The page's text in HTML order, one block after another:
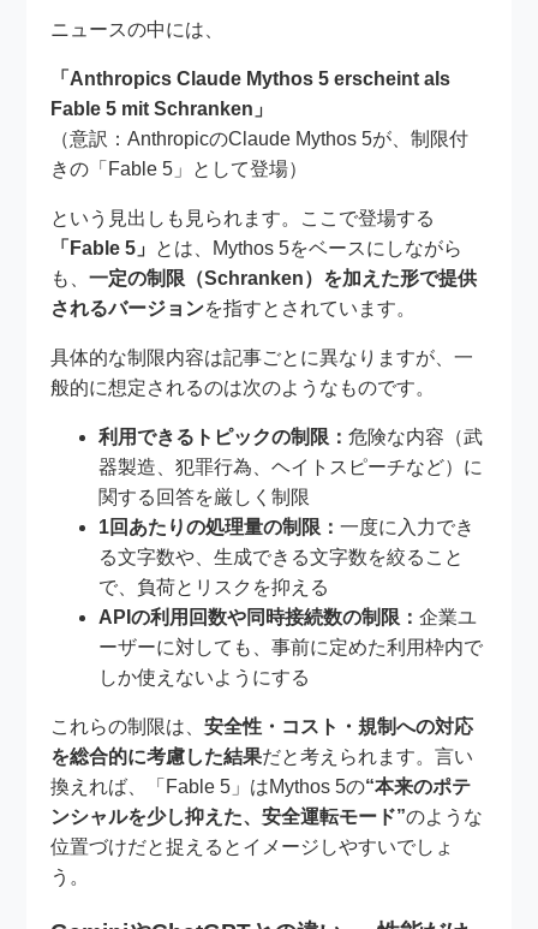
ニュースの中には、
「Anthropics Claude Mythos 5 erscheint als
Fable 5 mit Schranken」
（意訳：AnthropicのClaude Mythos 5が、制限付
きの「Fable 5」として登場）
という見出しも見られます。ここで登場する
「Fable 5」 とは、Mythos 5をベースにしながら
も、一定の制限（Schranken）を加えた形で提供
されるバージョンを指すとされています。
具体的な制限内容は記事ごとに異なりますが、一
般的に想定されるのは次のようなものです。
利用できるトピックの制限：危険な内容（武
器製造、犯罪行為、ヘイトスピーチなど）に
関する回答を厳しく制限
1回あたりの処理量の制限：一度に入力でき
る文字数や、生成できる文字数を絞ること
で、負荷とリスクを抑える
APIの利用回数や同時接続数の制限：企業ユ
ーザーに対しても、事前に定めた利用枠内で
しか使えないようにする
これらの制限は、安全性・コスト・規制への対応
を総合的に考慮した結果だと考えられます。言い
換えれば、「Fable 5」はMythos 5の“本来のポテ
ンシャルを少し抑えた、安全運転モード”のような
位置づけだと捉えるとイメージしやすいでしょ
う。